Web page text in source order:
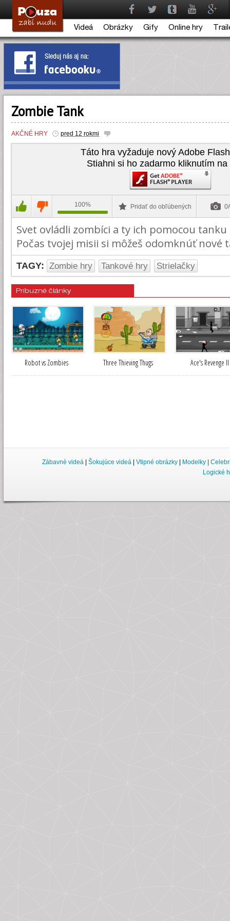
Videá Obrázky Gify Online hry
Zombie Tank
AKČNÉ HRY pred 12 rokmi
Táto hra vyžaduje nový Adobe
Stiahni si ho zadarmo kliknutím na
100% Pridať do obľúbených
Svet ovládli zombíci a ty ich pomocou
Počas tvojej misii si môžeš odomknúť nové
TAGY: Zombie hry Tankové hry Strielačky
Príbuzné články
Robot vs Zombies Three Thieving Thugs Ace's Revenge II
Zábavné videá | Šokujúce videá | Vtipné obrázky | Modelky |
Logické